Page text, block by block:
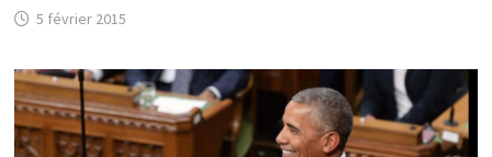
5 février 2015